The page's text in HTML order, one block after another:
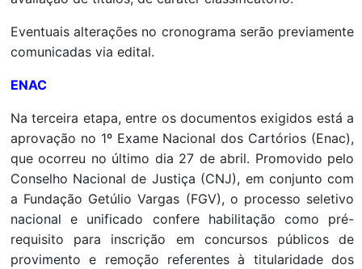
Eventuais alterações no cronograma serão previamente
comunicadas via edital.
ENAC
Na terceira etapa, entre os documentos exigidos está a
aprovação no 1º Exame Nacional dos Cartórios (Enac),
que ocorreu no último dia 27 de abril. Promovido pelo
Conselho Nacional de Justiça (CNJ), em conjunto com
a Fundação Getúlio Vargas (FGV), o processo seletivo
nacional e unificado confere habilitação como pré-
requisito para inscrição em concursos públicos de
provimento e remoção referentes à titularidade dos